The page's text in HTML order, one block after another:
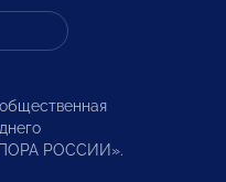
РОССИИ».